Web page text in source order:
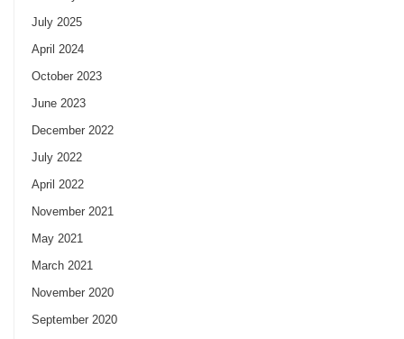
July 2025
April 2024
October 2023
June 2023
December 2022
July 2022
April 2022
November 2021
May 2021
March 2021
November 2020
September 2020